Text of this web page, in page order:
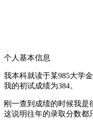
个人基本信息
我本科就读于某985大学
我的初试成绩为384。
刚一查到成绩的时候我是
这说明往年的录取分数都